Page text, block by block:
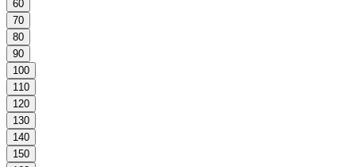
60
70
80
90
100
110
120
130
140
150